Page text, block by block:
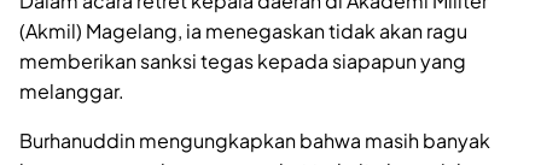
(Akmil) Magelang, ia menegaskan tidak akan ragu
memberikan sanksi tegas kepada siapapun yang
melanggar.
Burhanuddin mengungkapkan bahwa masih banyak